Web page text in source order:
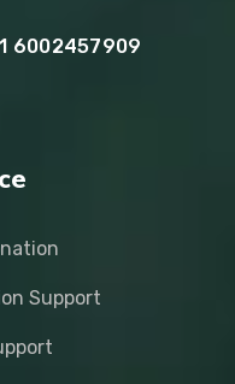
6002457909
Support